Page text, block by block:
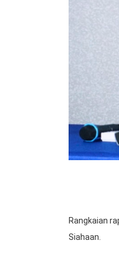
Rangkaian
Siahaan.